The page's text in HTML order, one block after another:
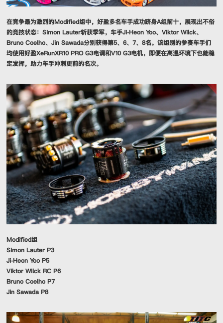
在竞争最为激烈的Modified组中，好盈多名车手成功跻身A组前十，展现出不俗
的竞技状态：Simon Lauter斩获季军，车手Ji-Heon Yoo、Viktor Wilck、
Bruno Coelho、Jin Sawada分别获得第5、6、7、8名。该组别的参赛车手们
均使用好盈XeRunXR10 PRO G3电调和V10 G3电机，即便在高温环境下也能稳
定发挥，助力车手冲刺更前的名次。
Modified组
Simon Lauter P3
Ji-Heon Yoo P5
Viktor Wilck RC P6
Bruno Coelho P7
Jin Sawada P8